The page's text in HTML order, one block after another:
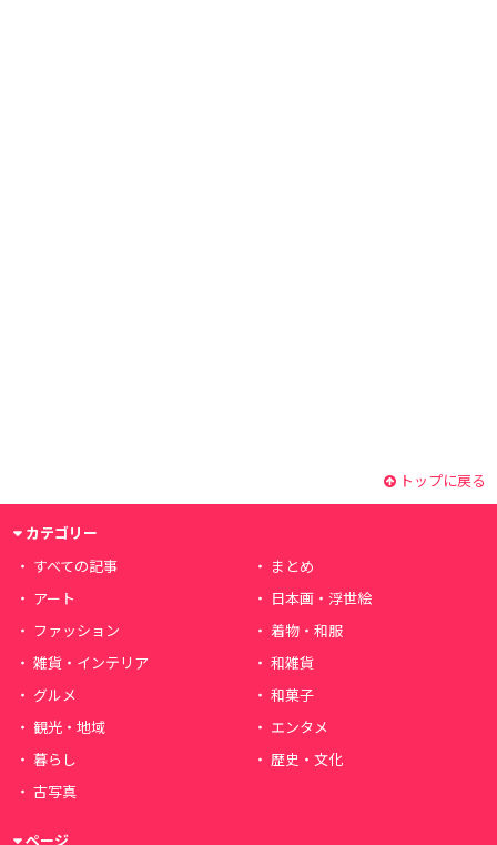
トップに戻る
カテゴリー
すべての記事
まとめ
アート
日本画・浮世絵
ファッション
着物・和服
雑貨・インテリア
和雑貨
グルメ
和菓子
観光・地域
エンタメ
暮らし
歴史・文化
古写真
ページ